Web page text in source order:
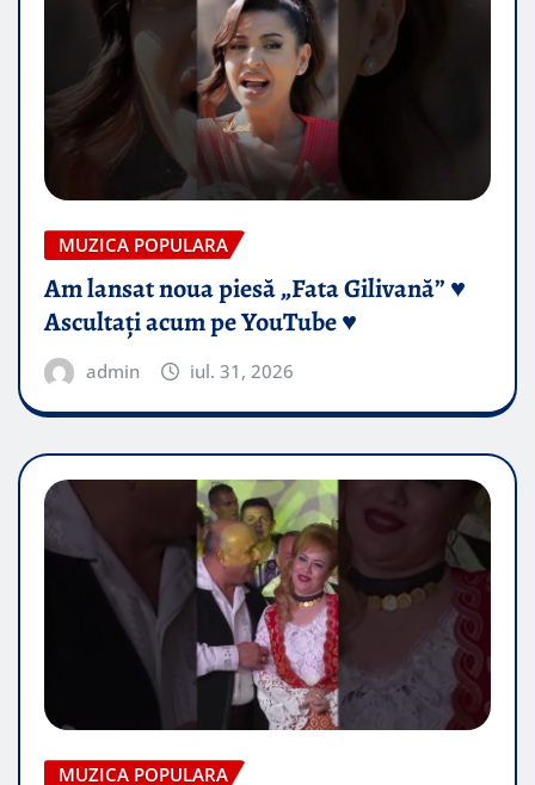
MUZICA POPULARA
Am lansat noua piesă „Fata Gilivană” ♥️
Ascultați acum pe YouTube ♥️
admin iul. 31, 2026
MUZICA POPULARA